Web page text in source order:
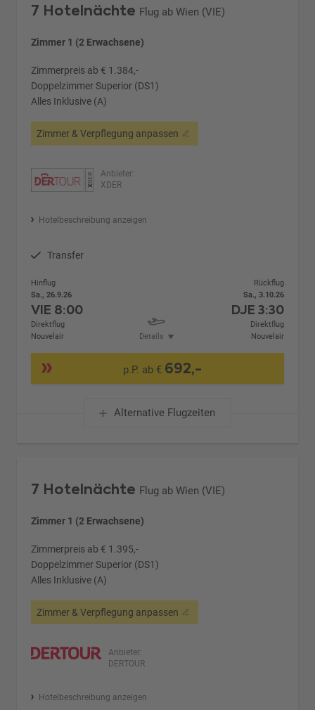
7 Hotelnächte Flug ab Wien (VIE)
Zimmer 1 (2 Erwachsene)
Zimmerpreis ab € 1.384,-
Doppelzimmer Superior (DS1)
Alles Inklusive (A)
Zimmer & Verpflegung anpassen
Anbieter:
XDER
Hotelbeschreibung anzeigen
Transfer
Hinflug
Sa., 26.9.26
VIE 8:00
Direktflug
Nouvelair
Details
Rückflug
Sa., 3.10.26
DJE 3:30
Direktflug
Nouvelair
p.P. ab € 692,-
Alternative Flugzeiten
7 Hotelnächte Flug ab Wien (VIE)
Zimmer 1 (2 Erwachsene)
Zimmerpreis ab € 1.395,-
Doppelzimmer Superior (DS1)
Alles Inklusive (A)
Zimmer & Verpflegung anpassen
Anbieter:
DERTOUR
Hotelbeschreibung anzeigen